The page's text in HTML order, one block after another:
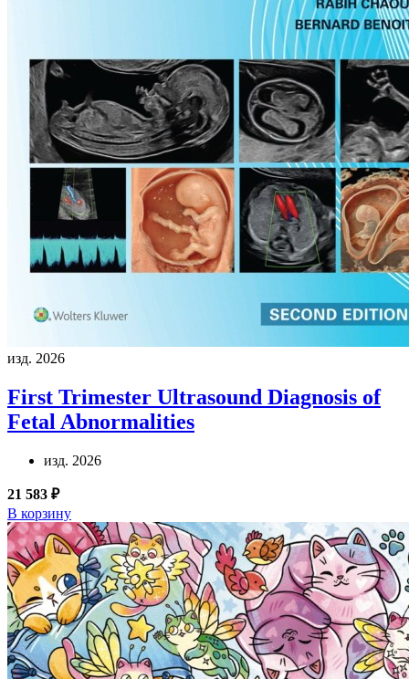
изд. 2026
First Trimester Ultrasound Diagnosis of
Fetal Abnormalities
изд. 2026
21 583 ₽
В корзину